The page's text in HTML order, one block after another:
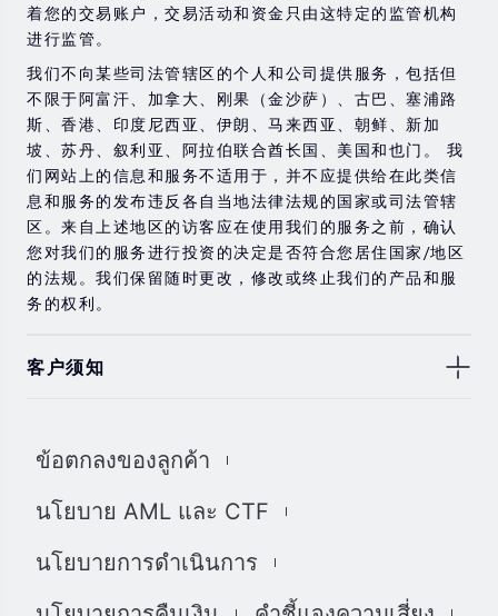
着您的交易账户，交易活动和资金只由这特定的监管机构
进行监管。
我们不向某些司法管辖区的个人和公司提供服务，包括但
不限于阿富汗、加拿大、刚果（金沙萨）、古巴、塞浦路
斯、香港、印度尼西亚、伊朗、马来西亚、朝鲜、新加
坡、苏丹、叙利亚、阿拉伯联合酋长国、美国和也门。 我
们网站上的信息和服务不适用于，并不应提供给在此类信
息和服务的发布违反各自当地法律法规的国家或司法管辖
区。来自上述地区的访客应在使用我们的服务之前，确认
您对我们的服务进行投资的决定是否符合您居住国家/地区
的法规。我们保留随时更改，修改或终止我们的产品和服
务的权利。
客户须知
息，材料或第三方材料（“材料”）仅供参考。 该材料仅被
的投资建议和/或投资推荐。 尽管我们已尽一切合理的努力
和保证，如果所提供信息的任何不准确和不完整，我们也
ข้อตกลงของลูกค้า
นโยบาย AML และ CTF
นโยบายการดำเนินการ